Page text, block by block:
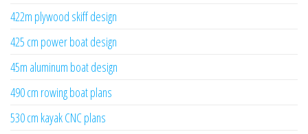
422m plywood skiff design
425 cm power boat design
45m aluminum boat design
490 cm rowing boat plans
530 cm kayak CNC plans